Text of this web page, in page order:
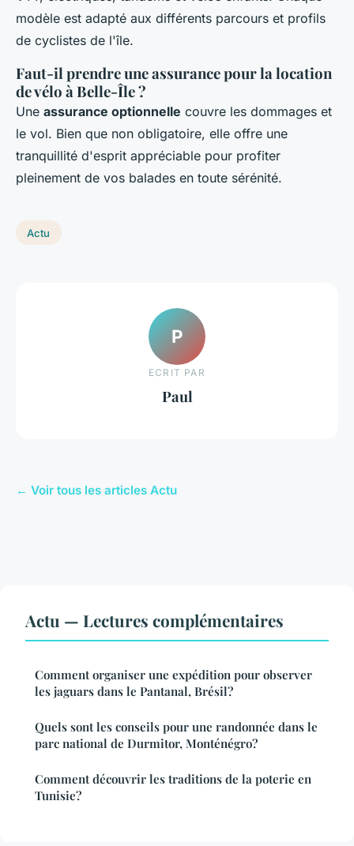
modèle est adapté aux différents parcours et profils
de cyclistes de l'île.
Faut-il prendre une assurance pour la location
de vélo à Belle-Île ?
Une assurance optionnelle couvre les dommages et
le vol. Bien que non obligatoire, elle offre une
tranquillité d'esprit appréciable pour profiter
pleinement de vos balades en toute sérénité.
Actu
P
ECRIT PAR
Paul
← Voir tous les articles Actu
Actu — Lectures complémentaires
Comment organiser une expédition pour observer
les jaguars dans le Pantanal, Brésil?
Quels sont les conseils pour une randonnée dans le
parc national de Durmitor, Monténégro?
Comment découvrir les traditions de la poterie en
Tunisie?